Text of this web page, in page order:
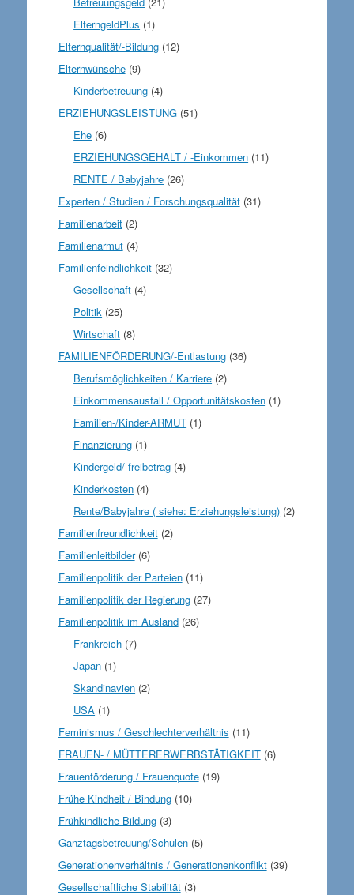
ElterngeldPlus (1)
Elternqualität/-Bildung(12)
Elternwünsche(9)
Kinderbetreuung (4)
ERZIEHUNGSLEISTUNG(51)
Ehe (6)
ERZIEHUNGSGEHALT / -Einkommen (11)
RENTE / Babyjahre (26)
Experten / Studien / Forschungsqualität(31)
Familienarbeit(2)
Familienarmut(4)
Familienfeindlichkeit(32)
Gesellschaft (4)
Politik (25)
Wirtschaft (8)
FAMILIENFÖRDERUNG/-Entlastung(36)
Berufsmöglichkeiten / Karriere (2)
Einkommensausfall / Opportunitätskosten (1)
Familien-/Kinder-ARMUT (1)
Finanzierung (1)
Kindergeld/-freibetrag (4)
Kinderkosten (4)
Rente/Babyjahre ( siehe: Erziehungsleistung) (2)
Familienfreundlichkeit(2)
Familienleitbilder(6)
Familienpolitik der Parteien(11)
Familienpolitik der Regierung(27)
Familienpolitik im Ausland(26)
Frankreich (7)
Japan (1)
Skandinavien (2)
USA (1)
Feminismus / Geschlechterverhältnis (11)
FRAUEN- / MÜTTERERWERBSTÄTIGKEIT(6)
Frauenförderung / Frauenquote(19)
Frühe Kindheit / Bindung(10)
Frühkindliche Bildung(3)
Ganztagsbetreuung/Schulen(5)
Generationenverhältnis / Generationenkonflikt(39)
Gesellschaftliche Stabilität(3)